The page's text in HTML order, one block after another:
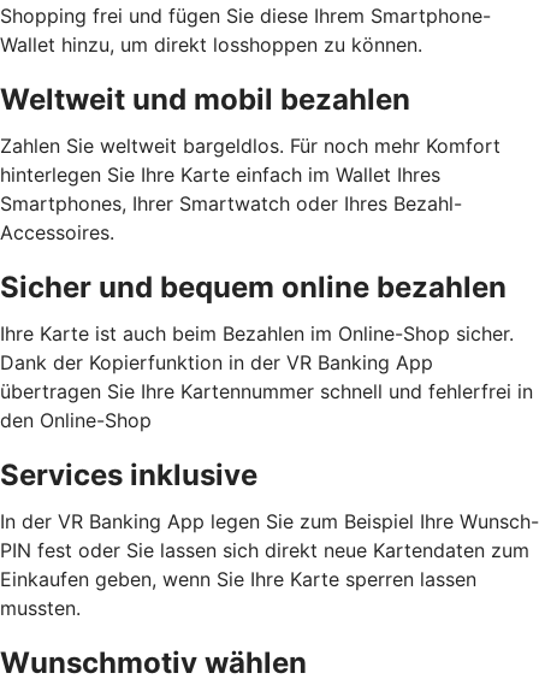
Shopping frei und fügen Sie diese Ihrem Smartphone-
Wallet hinzu, um direkt losshoppen zu können.
Weltweit und mobil bezahlen
Zahlen Sie weltweit bargeldlos. Für noch mehr Komfort
hinterlegen Sie Ihre Karte einfach im Wallet Ihres
Smartphones, Ihrer Smartwatch oder Ihres Bezahl-
Accessoires.
Sicher und bequem online bezahlen
Ihre Karte ist auch beim Bezahlen im Online-Shop sicher.
Dank der Kopierfunktion in der VR Banking App
übertragen Sie Ihre Kartennummer schnell und fehlerfrei in
den Online-Shop
Services inklusive
In der VR Banking App legen Sie zum Beispiel Ihre Wunsch-
PIN fest oder Sie lassen sich direkt neue Kartendaten zum
Einkaufen geben, wenn Sie Ihre Karte sperren lassen
mussten.
Wunschmotiv wählen